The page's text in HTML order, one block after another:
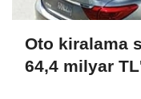
Oto kiralama
64,4 milyar